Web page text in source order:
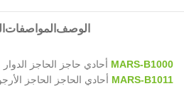
الوصف المواصفات
MARS-B1000 أحادي حاجز الحاجز الدوار
MARS-B1011 أحادي الحاجز الحاجز